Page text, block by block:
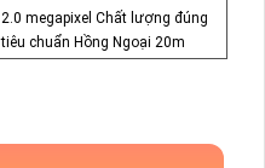
2.0 megapixel Chất lượng đúng
tiêu chuẩn Hồng Ngoại 20m